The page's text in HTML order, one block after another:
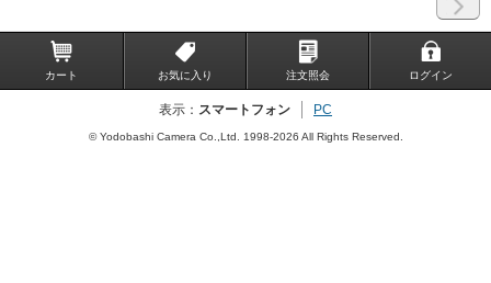
カート お気に入り 注文照会 ログイン
表示： スマートフォン PC
© Yodobashi Camera Co.,Ltd. 1998-2026 All Rights Reserved.